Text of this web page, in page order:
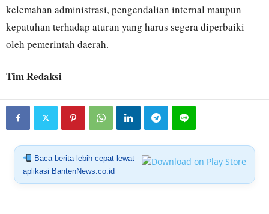
kelemahan administrasi, pengendalian internal maupun
kepatuhan terhadap aturan yang harus segera diperbaiki
oleh pemerintah daerah.
Tim Redaksi
Baca berita lebih cepat lewat
aplikasi BantenNews.co.id